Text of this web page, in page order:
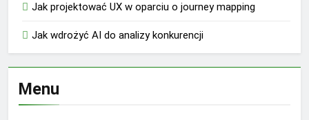
Jak projektować UX w oparciu o journey mapping
Jak wdrożyć AI do analizy konkurencji
Menu